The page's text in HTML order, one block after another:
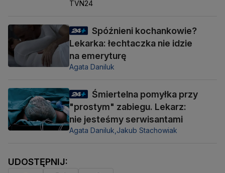
TVN24
Spóźnieni kochankowie?
Lekarka: łechtaczka nie idzie
na emeryturę
Agata Daniluk
Śmiertelna pomyłka przy
"prostym" zabiegu. Lekarz:
nie jesteśmy serwisantami
Agata Daniluk, Jakub Stachowiak
UDOSTĘPNIJ: